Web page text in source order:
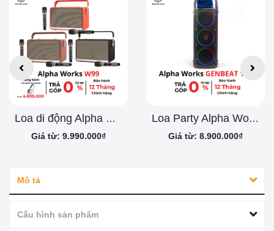
Loa di động Alpha Works W99
Giá từ: 9.990.000₫
Loa Party Alpha Works GENBEAT 100
Giá từ: 8.900.000₫
Mô tả
Cấu hình sản phẩm